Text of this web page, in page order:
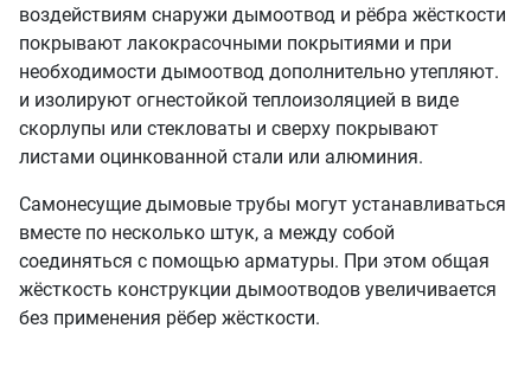
воздействиям снаружи дымоотвод и рёбра жёсткости
покрывают лакокрасочными покрытиями и при
необходимости дымоотвод дополнительно утепляют.
и изолируют огнестойкой теплоизоляцией в виде
скорлупы или стекловаты и сверху покрывают
листами оцинкованной стали или алюминия.
Самонесущие дымовые трубы могут устанавливаться
вместе по несколько штук, а между собой
соединяться с помощью арматуры. При этом общая
жёсткость конструкции дымоотводов увеличивается
без применения рёбер жёсткости.